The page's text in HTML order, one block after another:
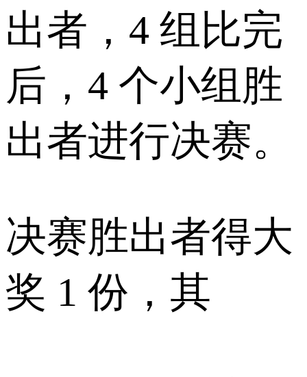
出者，4 组比完
后，4 个小组胜
出者进行决赛。
决赛胜出者得大
奖 1 份，其